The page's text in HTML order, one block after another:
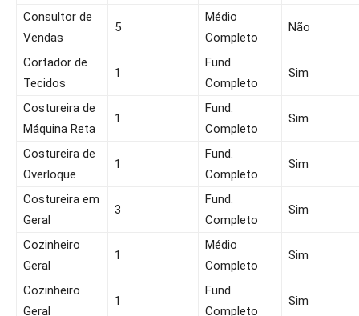
Consultor de
Vendas
5
Médio
Completo
Não
Cortador de
Tecidos
1
Fund.
Completo
Sim
Costureira de
Máquina Reta
1
Fund.
Completo
Sim
Costureira de
Overloque
1
Fund.
Completo
Sim
Costureira em
Geral
3
Fund.
Completo
Sim
Cozinheiro
Geral
1
Médio
Completo
Sim
Cozinheiro
Geral
1
Fund.
Completo
Sim